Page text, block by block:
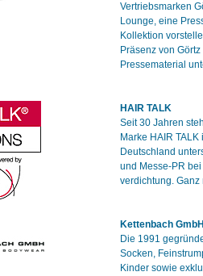
Vertriebsmarken
Lounge, eine
Kollektion
Präsenz von
Pressematerial
HAIR TALK
Seit 30 Jahren
Marke HAIR
Deutschland
und Messe-PR
verdichtung. Ganz
Kettenbach
Die 1991
Socken,
Kinder sowie